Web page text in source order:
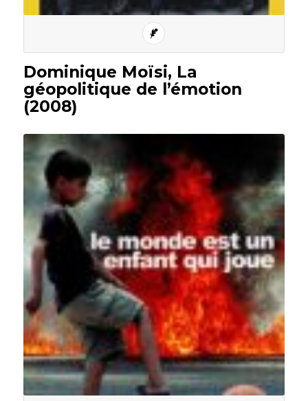
Dominique Moïsi, La
géopolitique de l’émotion
(2008)